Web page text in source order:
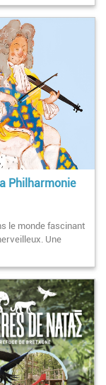
Philharmonie
le monde fascinant
Une